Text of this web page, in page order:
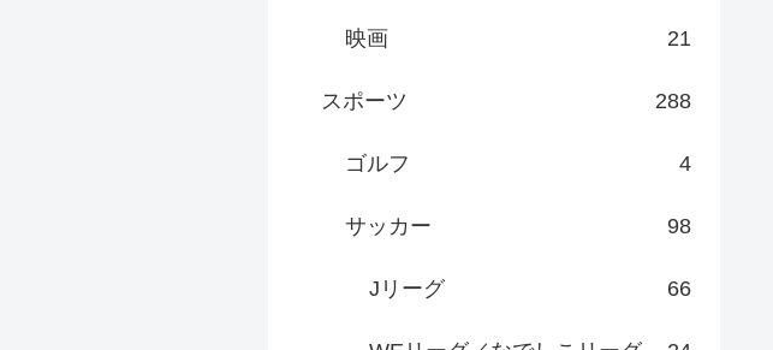
映画 21
スポーツ 288
ゴルフ 4
サッカー 98
Jリーグ 66